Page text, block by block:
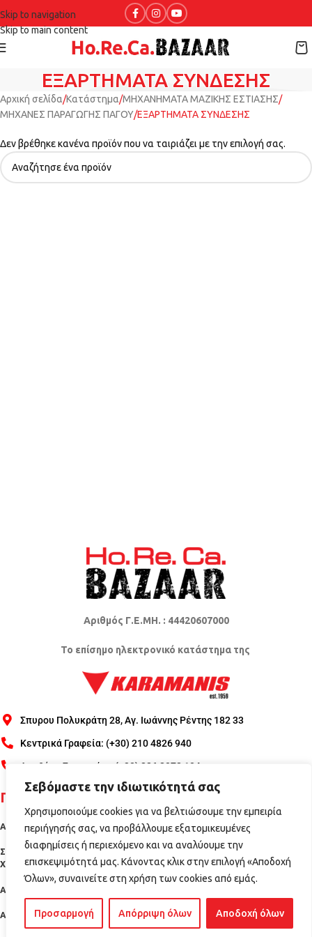
Σεβόμαστε την ιδιωτικότητά σας
Χρησιμοποιούμε cookies για να βελτιώσουμε την εμπειρία
περιήγησής σας, να προβάλλουμε εξατομικευμένες
διαφημίσεις ή περιεχόμενο και να αναλύουμε την
επισκεψιμότητά μας. Κάνοντας κλικ στην επιλογή «Αποδοχή
Όλων», συναινείτε στη χρήση των cookies από εμάς.
Προσαρμογή Απόρριψη όλων Αποδοχή όλων
Skip to navigation
Skip to main content
ΕΞΑΡΤΗΜΑΤΑ ΣΥΝΔΕΣΗΣ
Αρχική σελίδα Κατάστημα ΜΗΧΑΝΗΜΑΤΑ ΜΑΖΙΚΗΣ ΕΣΤΙΑΣΗΣ
ΜΗΧΑΝΕΣ ΠΑΡΑΓΩΓΗΣ ΠΑΓΟΥ ΕΞΑΡΤΗΜΑΤΑ ΣΥΝΔΕΣΗΣ
Δεν βρέθηκε κανένα προϊόν που να ταιριάζει με την επιλογή σας.
Αριθμός Γ.Ε.ΜΗ. : 44420607000
Το επίσημο ηλεκτρονικό κατάστημα της
Σπυρου Πολυκράτη 28, Αγ. Ιωάννης Ρέντης 182 33
Κεντρικά Γραφεία: (+30) 210 4826 940
Αποθήκη Σχηματάρι: (+30) 226 2072 104
Πληροφορίες
Αποστολές - Πληρωμές
Σύνδεση/Εγγραφή Προστασία Προσωπικών Δεδομένων Όροι
ΧρήσηςΈντυπο Εγγύησης ΣΕΕΜΕ
Ακυρώσεις – Επιστροφές
Ασφάλεια Συναλλαγών